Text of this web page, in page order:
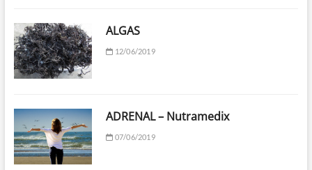
ALGAS
12/06/2019
ADRENAL – Nutramedix
07/06/2019